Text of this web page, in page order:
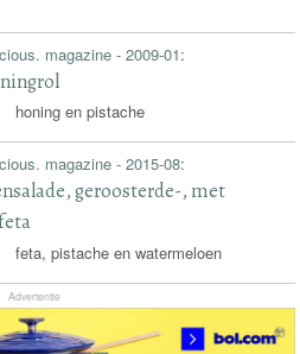
magazine - 2009-01:
honing en pistache
magazine - 2015-08:
geroosterde-, met
feta, pistache en watermeloen
Advertentie